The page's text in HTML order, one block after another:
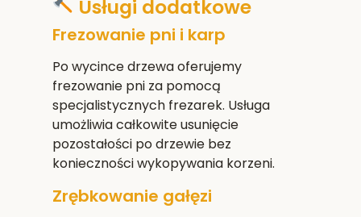
Usługi dodatkowe
Frezowanie pni i karp
Po wycince drzewa oferujemy
frezowanie pni za pomocą
specjalistycznych frezarek. Usługa
umożliwia całkowite usunięcie
pozostałości po drzewie bez
konieczności wykopywania korzeni.
Zrębkowanie gałęzi